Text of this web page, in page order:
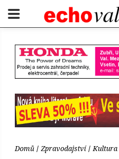
Domů Zpravodajství
Kultura